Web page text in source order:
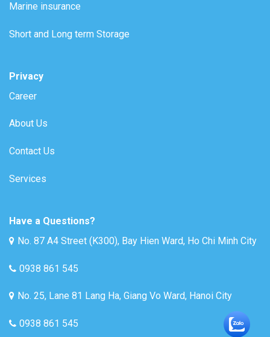
Marine insurance
Short and Long term Storage
Privacy
Career
About Us
Contact Us
Services
Have a Questions?
No. 87 A4 Street (K300), Bay Hien Ward, Ho Chi Minh City
0938 861 545
No. 25, Lane 81 Lang Ha, Giang Vo Ward, Hanoi City
0938 861 545